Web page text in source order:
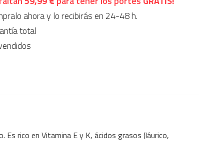
ahora y lo recibirás en 24-48 h.
total
Es rico en Vitamina E y K, ácidos grasos (láurico,